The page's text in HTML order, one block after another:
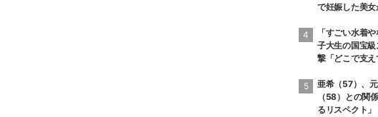
で妊娠した美女
絶句
「すごい水着
子大生の国宝
撃「どこで支え
亜希（57）、
（58）との関
るリスペクト